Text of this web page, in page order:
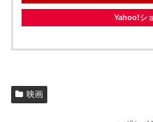
Yahoo!シ
映画